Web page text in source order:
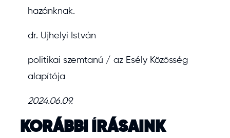
hazánknak.
dr. Ujhelyi István
politikai szemtanú / az Esély Közösség
alapítója
2024.06.09.
KORÁBBI ÍRÁSAINK